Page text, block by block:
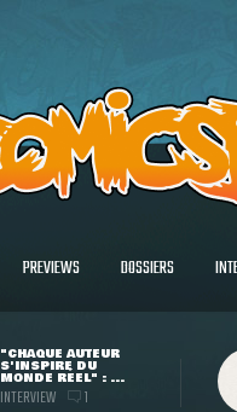
PREVIEWS DOSSIERS
"CHAQUE AUTEUR
S'INSPIRE DU
MONDE RÉEL" : ...
INTERVIEW 1